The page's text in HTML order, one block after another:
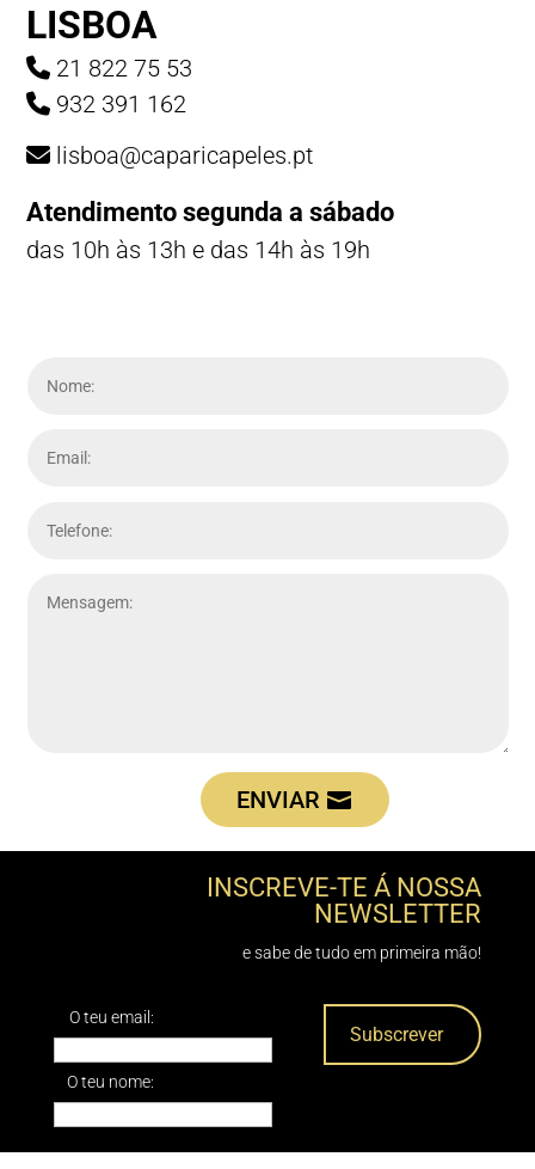
LISBOA
21 822 75 53
932 391 162
lisboa@caparicapeles.pt
Atendimento segunda a sábado
das 10h às 13h e das 14h às 19h
ENVIAR
INSCREVE-TE Á NOSSA
NEWSLETTER
e sabe de tudo em primeira mão!
O teu email:
O teu nome: